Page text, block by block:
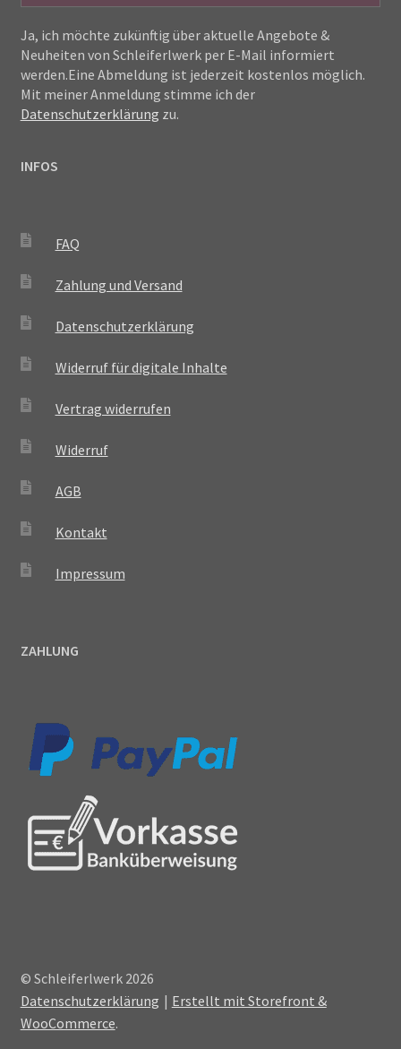
Ja, ich möchte zukünftig über aktuelle Angebote &
Neuheiten von Schleiferlwerk per E-Mail informiert
werden.Eine Abmeldung ist jederzeit kostenlos möglich.
Mit meiner Anmeldung stimme ich der
Datenschutzerklärung zu.
INFOS
FAQ
Zahlung und Versand
Datenschutzerklärung
Widerruf für digitale Inhalte
Vertrag widerrufen
Widerruf
AGB
Kontakt
Impressum
ZAHLUNG
© Schleiferlwerk 2026
Datenschutzerklärung
Erstellt mit Storefront &
WooCommerce.